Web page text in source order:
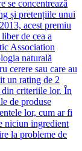
se concentrează
și pretențiile unui
acest premiu
de cea a
Association
naturală
cerere sau care au
un rating de 2
din criteriile lor. În
de produse
lor, cum ar fi
niciun ingredient
la probleme de